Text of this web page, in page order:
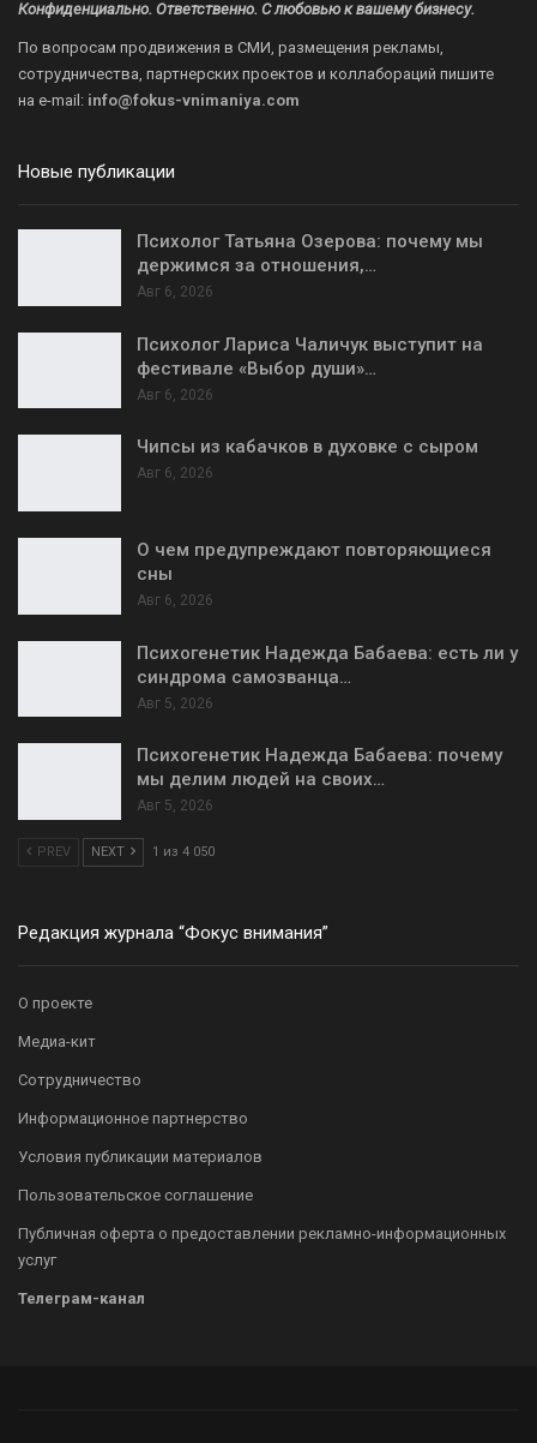
Конфиденциально. Ответственно. С любовью к вашему бизнесу.
По вопросам продвижения в СМИ, размещения рекламы,
сотрудничества, партнерских проектов и коллабораций пишите
на e-mail: info@fokus-vnimaniya.com
Новые публикации
Психолог Татьяна Озерова: почему мы
держимся за отношения,…
Авг 6, 2026
Психолог Лариса Чаличук выступит на
фестивале «Выбор души»…
Авг 6, 2026
Чипсы из кабачков в духовке с сыром
Авг 6, 2026
О чем предупреждают повторяющиеся
сны
Авг 6, 2026
Психогенетик Надежда Бабаева: есть ли у
синдрома самозванца…
Авг 5, 2026
Психогенетик Надежда Бабаева: почему
мы делим людей на своих…
Авг 5, 2026
PREV NEXT 1 из 4 050
Редакция журнала “Фокус внимания”
О проекте
Медиа-кит
Сотрудничество
Информационное партнерство
Условия публикации материалов
Пользовательское соглашение
Публичная оферта о предоставлении рекламно-информационных
услуг
Телеграм-канал